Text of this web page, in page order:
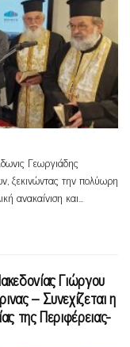
Γεωργιάδης
ξεκινώντας την πολύωρη
ανακαίνιση και...
Γιώργου
– Συνεχίζεται η
της Περιφέρειας-